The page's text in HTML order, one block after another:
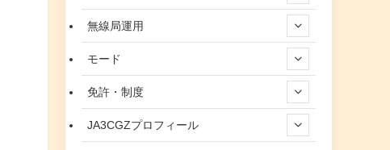
無線局運用
モード
免許・制度
JA3CGZプロフィール